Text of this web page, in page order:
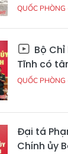
QUỐC
Bộ
Tĩnh có
QUỐC
Đại tá
Chính ủy